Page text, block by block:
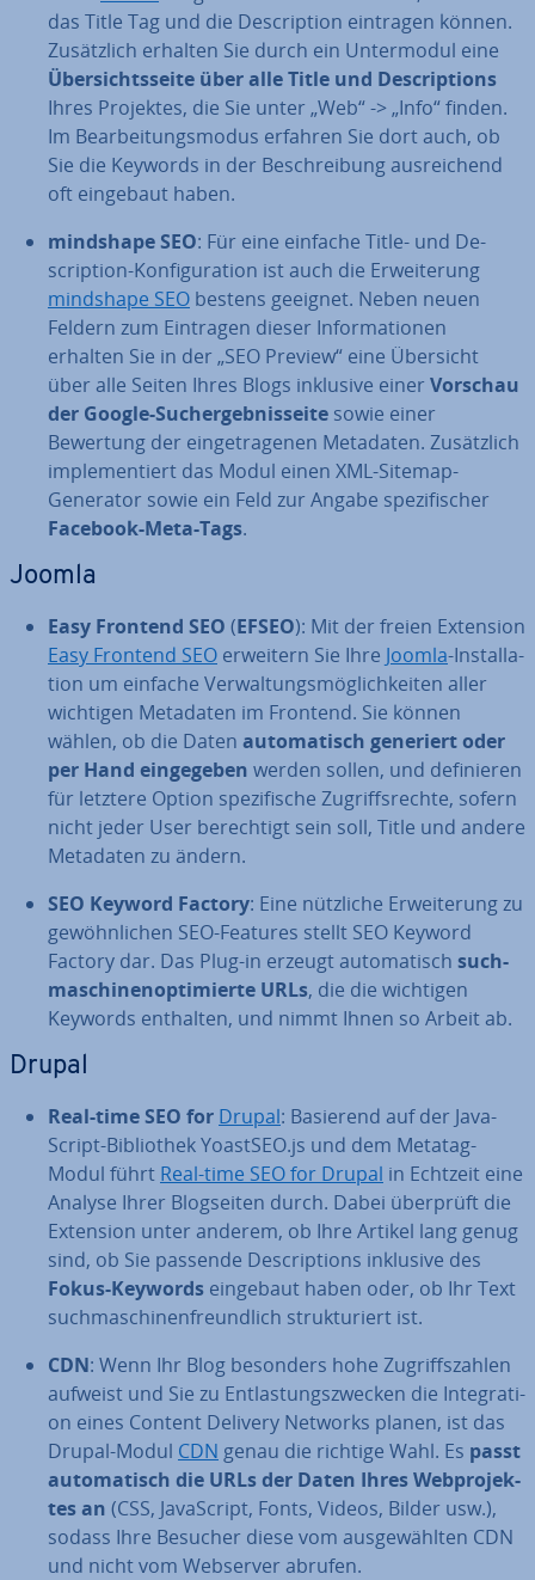
das Title Tag und die De­scrip­ti­on eintragen können.
Zu­sätz­lich erhalten Sie durch ein Un­ter­mo­dul eine
Über­sichts­sei­te über alle Title und De­scrip­ti­ons
Ihres Projektes, die Sie unter „Web“ -> „Info“ finden.
Im Be­ar­bei­tungs­mo­dus erfahren Sie dort auch, ob
Sie die Keywords in der Be­schrei­bung aus­rei­chend
oft eingebaut haben.
mindshape SEO: Für eine einfache Title- und De­
scrip­ti­on-Kon­fi­gu­ra­ti­on ist auch die Er­wei­te­rung
mindshape SEO bestens geeignet. Neben neuen
Feldern zum Eintragen dieser In­for­ma­tio­nen
erhalten Sie in der „SEO Preview“ eine Übersicht
über alle Seiten Ihres Blogs inklusive einer Vorschau
der Google-Such­ergeb­nis­sei­te sowie einer
Bewertung der ein­ge­tra­ge­nen Metadaten. Zu­sätz­lich
im­ple­men­tiert das Modul einen XML-Sitemap-
Generator sowie ein Feld zur Angabe spe­zi­fi­scher
Facebook-Meta-Tags.
Joomla
Easy Frontend SEO (EFSEO): Mit der freien Extension
Easy Frontend SEO erweitern Sie Ihre Joomla-In­stal­la­
ti­on um einfache Ver­wal­tungs­mög­lich­kei­ten aller
wichtigen Metadaten im Frontend. Sie können
wählen, ob die Daten au­to­ma­tisch generiert oder
per Hand ein­ge­ge­ben werden sollen, und de­fi­nie­ren
für letztere Option spe­zi­fi­sche Zu­griffs­rech­te, sofern
nicht jeder User be­rech­tigt sein soll, Title und andere
Metadaten zu ändern.
SEO Keyword Factory: Eine nützliche Er­wei­te­rung zu
ge­wöhn­li­chen SEO-Features stellt SEO Keyword
Factory dar. Das Plug-in erzeugt au­to­ma­tisch such­
ma­schi­nen­op­ti­mier­te URLs, die die wichtigen
Keywords enthalten, und nimmt Ihnen so Arbeit ab.
Drupal
Real-time SEO for Drupal: Basierend auf der Ja­va­
Script-Bi­blio­thek YoastSEO.js und dem Metatag-
Modul führt Real-time SEO for Drupal in Echtzeit eine
Analyse Ihrer Blog­sei­ten durch. Dabei überprüft die
Extension unter anderem, ob Ihre Artikel lang genug
sind, ob Sie passende De­scrip­ti­ons inklusive des
Fokus-Keywords eingebaut haben oder, ob Ihr Text
such­ma­schi­nen­freund­lich struk­tu­riert ist.
CDN: Wenn Ihr Blog besonders hohe Zu­griffs­zah­len
aufweist und Sie zu Ent­las­tungs­zwe­cken die In­te­gra­ti­
on eines Content Delivery Networks planen, ist das
Drupal-Modul CDN genau die richtige Wahl. Es passt
au­to­ma­tisch die URLs der Daten Ihres Web­pro­jek­
tes an (CSS, Ja­va­Script, Fonts, Videos, Bilder usw.),
sodass Ihre Besucher diese vom aus­ge­wähl­ten CDN
und nicht vom Webserver abrufen.